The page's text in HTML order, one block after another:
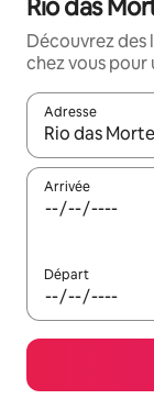
Rio das
Découvrez des
chez vous pour
Adresse
Lorsque les
Arrivée
Départ